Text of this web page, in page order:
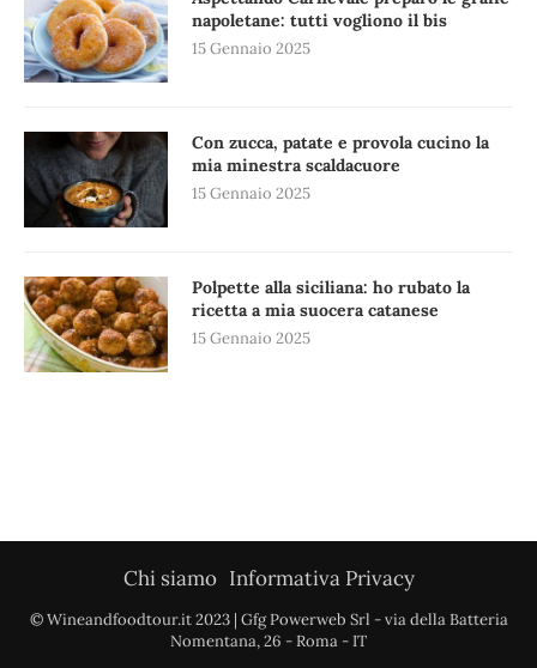
napoletane: tutti vogliono il bis
15 Gennaio 2025
Con zucca, patate e provola cucino la
mia minestra scaldacuore
15 Gennaio 2025
Polpette alla siciliana: ho rubato la
ricetta a mia suocera catanese
15 Gennaio 2025
Chi siamo Informativa Privacy
© Wineandfoodtour.it 2023 | Gfg Powerweb Srl - via della Batteria
Nomentana, 26 - Roma - IT